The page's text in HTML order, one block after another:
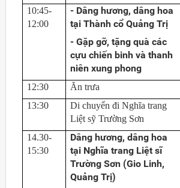
10:45-
12:00
- Dâng hương, dâng hoa
tại Thành cổ Quảng Trị
- Gặp gỡ, tặng quà các
cựu chiến binh và thanh
niên xung phong
12:30
Ăn trưa
13:30
Di chuyển đi Nghĩa trang
Liệt sỹ Trường Sơn
14.30-
15:30
Dâng hương, dâng hoa
tại Nghĩa trang Liệt sĩ
Trường Sơn (Gio Linh,
Quảng Trị)